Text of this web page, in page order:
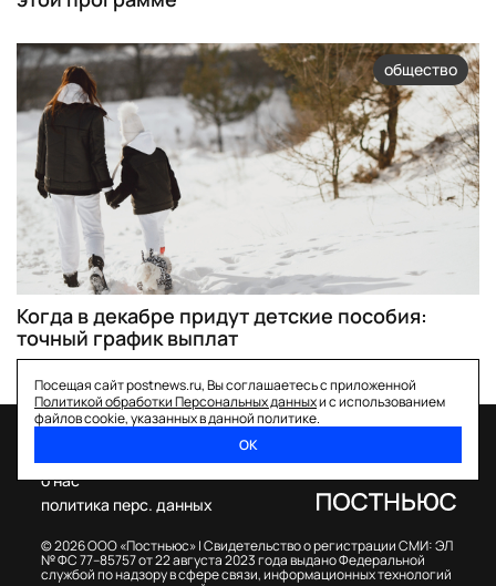
общество
Когда в декабре придут детские пособия:
точный график выплат
Посещая сайт postnews.ru, Вы соглашаетесь с приложенной
Политикой обработки Персональных данныхи с использованием
файлов cookie, указанных в данной политике.
ОК
© 2026 ООО «Постньюс» |Свидетельство о регистрации СМИ: ЭЛ
№ ФС 77–85757 от 22 августа 2023 года выдано Федеральной
службой по надзору в сфере связи, информационных технологий
о нас
политика перс. данных